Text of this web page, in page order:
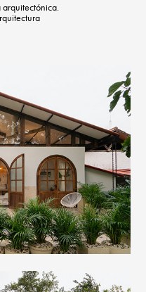
arquitectónica.